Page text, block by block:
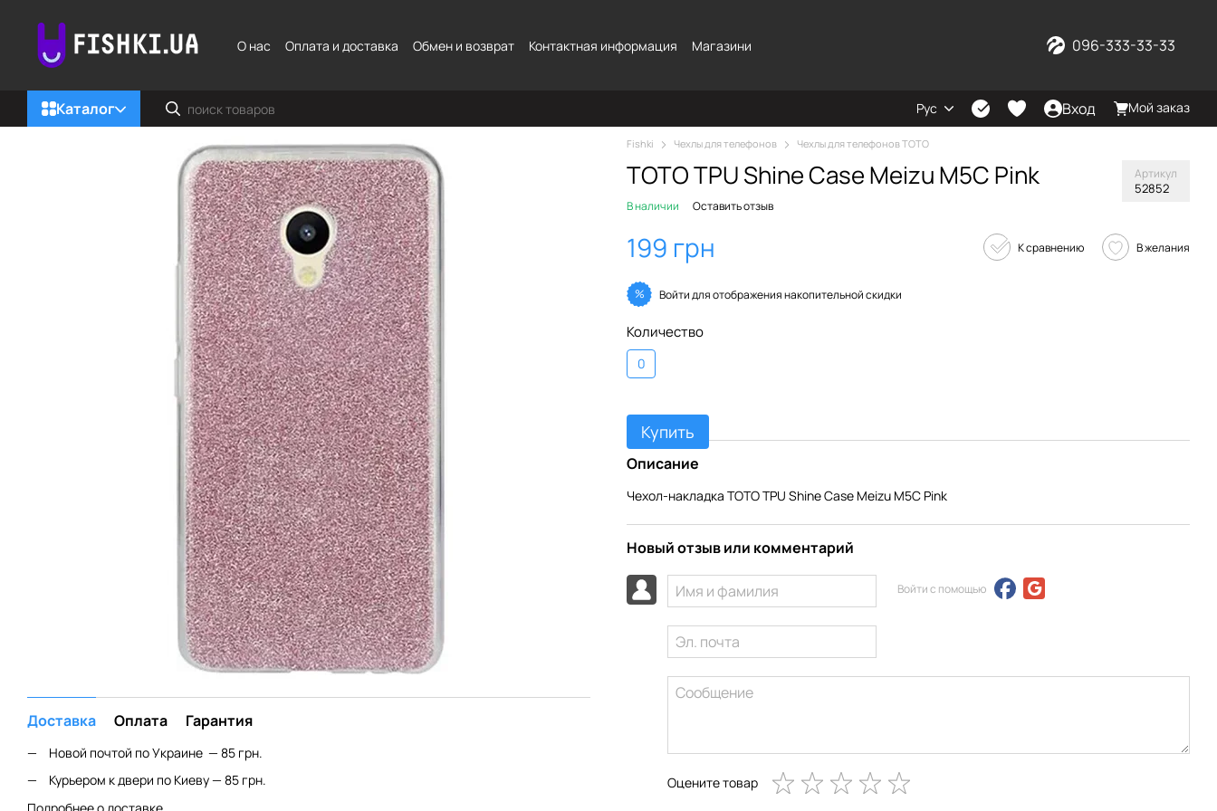
О нас
Оплата и доставка Обмен и возврат Контактная информация Магазини 096-333-33-33
Каталог Рус Вход Мой заказ
Доставка Оплата Гарантия
Новой почтой по Украине — 85 грн.
Курьером к двери по Киеву — 85 грн.
Fishki Чехлы для телефонов Чехлы для телефонов TOTO
TOTO TPU Shine Case Meizu M5C Pink Артикул
52852
В наличии Оставить отзыв
199 грн К сравнению В желания
% Войтидля отображения накопительной скидки
Количество
0
Купить
Описание
Чехол-накладка TOTO TPU Shine Case Meizu M5C Pink
Новый отзыв или комментарий
Войти с помощью
Оцените товар